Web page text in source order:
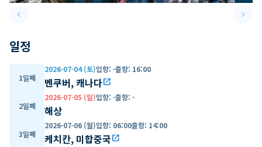
keyboard_arrow_leftPrevious slide keyboard_arrow_right
일정
1일째
2026-07-04 (토)입항: -출항: 16:00
벤쿠버, 캐나다open_in_new
2일째
2026-07-05 (일)입항: -출항: -
해상
3일째
2026-07-06 (월)입항: 06:00출항: 14:00
케치칸, 미합중국open_in_new